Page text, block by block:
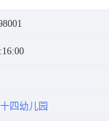
四幼儿园